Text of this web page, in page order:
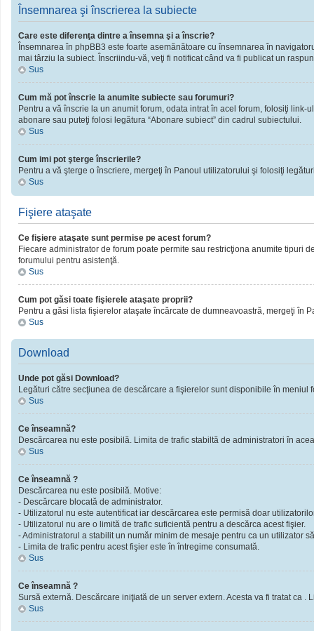
Însemnarea şi înscrierea la subiecte
Care este diferenţa dintre a însemna şi a înscrie?
Însemnarea în phpBB3 este foarte asemănătoare cu însemnarea în
mai târziu la subiect. Înscriindu-vă, veţi fi notificat când va fi publicat un
Sus
Cum mă pot înscrie la anumite subiecte sau forumuri?
Pentru a vă înscrie la un anumit forum, odata intrat în acel forum, folosiţi
abonare sau puteţi folosi legătura “Abonare subiect” din cadrul subiectului.
Sus
Cum imi pot şterge înscrierile?
Pentru a vă şterge o înscriere, mergeţi în Panoul utilizatorului şi folosiţi
Sus
Fişiere ataşate
Ce fişiere ataşate sunt permise pe acest forum?
Fiecare administrator de forum poate permite sau restricţiona anumite tipuri
forumului pentru asistenţă.
Sus
Cum pot găsi toate fişierele ataşate proprii?
Pentru a găsi lista fişierelor ataşate încărcate de dumneavoastră, mergeţi în
Sus
Download
Unde pot găsi Download?
Legături către secţiunea de descărcare a fişierelor sunt disponibile în meniul
Sus
Ce înseamnă?
Descărcarea nu este posibilă. Limita de trafic stabiltă de administratori în
Sus
Ce înseamnă ?
Descărcarea nu este posibilă. Motive:
- Descărcare blocată de administrator.
- Utilizatorul nu este autentificat iar descărcarea este permisă doar
- Utilizatorul nu are o limită de trafic suficientă pentru a descărca acest fişier.
- Administratorul a stabilit un număr minim de mesaje pentru ca un utilizator
- Limita de trafic pentru acest fişier este în întregime consumată.
Sus
Ce înseamnă ?
Sursă externă. Descărcare iniţiată de un server extern. Acesta va fi tratat ca
Sus